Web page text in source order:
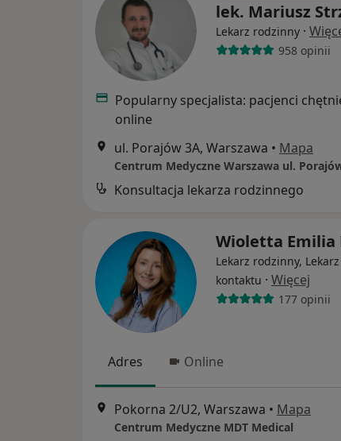
lek. Mariusz
Lekarz rodzinny ·
958 opinii
Popularny specjalista: pacjenci
online
ul. Porajów 3A, Warszawa • Mapa
Centrum Medyczne Warszawa ul.
Konsultacja lekarza rodzinnego
Wioletta Emilia
Lekarz rodzinny,
kontaktu · Więcej
177 opinii
Adres Online
Pokorna 2/U2, Warszawa • Mapa
Centrum Medyczne MDT Medical